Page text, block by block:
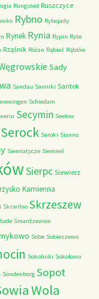
Rungsted Ruszczyce
Rybno Rybojady
Rynek Rynia Rypin Ryte
Rząśnik Różan Rąbież Rąblów
Sady
Sandau Sanniki Santok
Schiedam
Secymin Seelow
Serock Seroki Sianno
Siemiatycze Siemień
Sierpc Siewierz
Kamienna
Skrwilno Skrzeszew
Smardzewice
Sobe Sobieszewo
Sokolniki Sokołowo
Sondenborg Sopot
Wola